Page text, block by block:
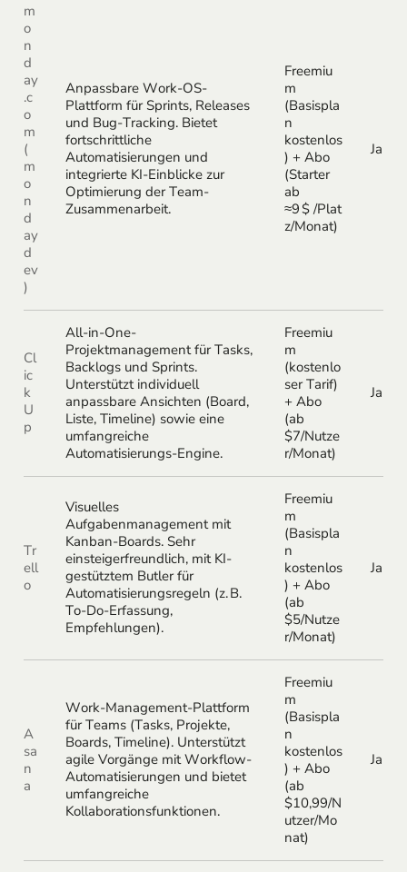
m
o
n
d
ay
.c
o
m
(
m
o
n
d
ay
d
ev
)
Anpassbare Work-OS-
Plattform für Sprints, Releases
und Bug-Tracking. Bietet
fortschrittliche
Automatisierungen und
integrierte KI-Einblicke zur
Optimierung der Team-
Zusammenarbeit.
Freemiu
m
(Basispla
n
kostenlos
) + Abo
(Starter
ab
≈9 $ /Plat
z/Monat)
Ja
Cl
ic
k
U
p
All-in-One-
Projektmanagement für Tasks,
Backlogs und Sprints.
Unterstützt individuell
anpassbare Ansichten (Board,
Liste, Timeline) sowie eine
umfangreiche
Automatisierungs-Engine.
Freemiu
m
(kostenlo
ser Tarif)
+ Abo
(ab
$7/Nutze
r/Monat)
Ja
Tr
ell
o
Visuelles
Aufgabenmanagement mit
Kanban-Boards. Sehr
einsteigerfreundlich, mit KI-
gestütztem Butler für
Automatisierungsregeln (z. B.
To-Do-Erfassung,
Empfehlungen).
Freemiu
m
(Basispla
n
kostenlos
) + Abo
(ab
$5/Nutze
r/Monat)
Ja
A
sa
n
a
Work-Management-Plattform
für Teams (Tasks, Projekte,
Boards, Timeline). Unterstützt
agile Vorgänge mit Workflow-
Automatisierungen und bietet
umfangreiche
Kollaborationsfunktionen.
Freemiu
m
(Basispla
n
kostenlos
) + Abo
(ab
$10,99/N
utzer/Mo
nat)
Ja